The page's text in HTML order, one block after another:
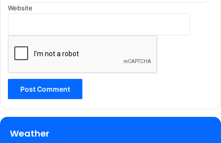
Website
Weather